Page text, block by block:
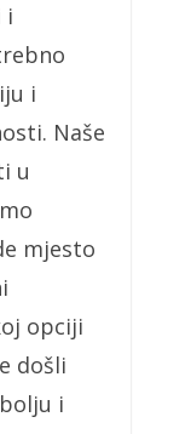
i
i
Naše
u
mjesto
opciji
došli
i